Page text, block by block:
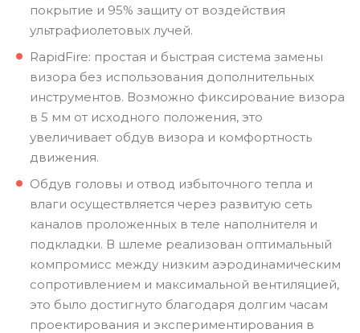
покрытие и 95% защиту от воздействия
ультрафиолетовых лучей.
RapidFire: простая и быстрая система замены
визора без использования дополнительных
инструментов. Возможно фиксирование визора
в 5 мм от исходного положения, это
увеличивает обдув визора и комфортность
движения.
Обдув головы и отвод избыточного тепла и
влаги осуществляется через развитую сеть
каналов проложенных в теле наполнителя и
подкладки. В шлеме реализован оптимальный
компромисс между низким аэродинамическим
сопротивлением и максимальной вентиляцией,
это было достигнуто благодаря долгим часам
проектирования и экспериментирования в